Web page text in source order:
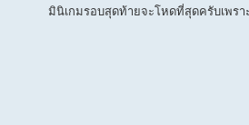
มินิเกมรอบสุดท้ายจะโหดที่สุดครับเพรา